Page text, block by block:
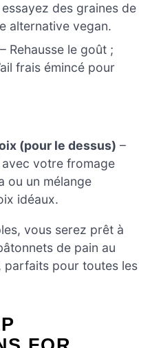
des graines de
alternative vegan.
– Rehausse le goût ;
frais émincé pour
(pour le dessus) –
votre fromage
ou un mélange
idéaux.
vous serez prêt à
de pain au
pour toutes les